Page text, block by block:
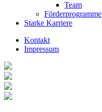
Team
Förderprogramme
Starke Karriere
Kontakt
Impressum